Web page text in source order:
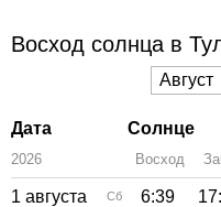
Восход солнца в
Дата Солнце
2026 Восход
1 августа Сб 6:39